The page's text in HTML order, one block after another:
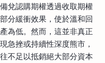
備兌認購期權透過收取期權
分緩衝效果，使於溫和回
為低。然而，這並非真正
急挫或持續性深度熊市，
不足以抵銷絕大部分資本